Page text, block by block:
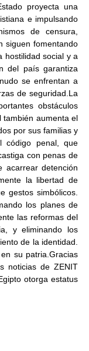
proyecta una
e impulsando
de censura,
siguen fomentando
hostilidad social y a
del país garantiza
se enfrentan a
de seguridad.La
obstáculos
también aumenta el
por sus familias y
código penal, que
con penas de
acarrear detención
la libertad de
gestos simbólicos.
los planes de
las reformas del
y eliminando los
de la identidad.
su patria.Gracias
noticias de ZENIT
otorga estatus